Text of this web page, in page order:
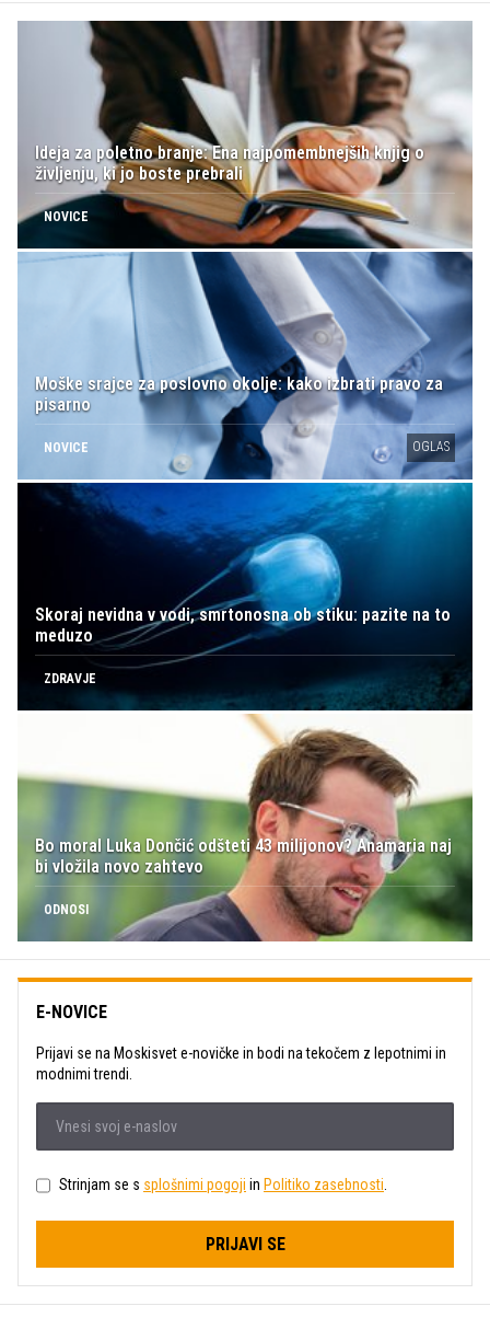
Ideja za poletno branje: Ena najpomembnejših knjig o
življenju, ki jo boste prebrali
NOVICE
Moške srajce za poslovno okolje: kako izbrati pravo za
pisarno
NOVICE OGLAS
Skoraj nevidna v vodi, smrtonosna ob stiku: pazite na to
meduzo
ZDRAVJE
Bo moral Luka Dončić odšteti 43 milijonov? Anamaria naj
bi vložila novo zahtevo
ODNOSI
E-NOVICE
Prijavi se na Moskisvet e-novičke in bodi na tekočem z lepotnimi in
modnimi trendi.
Strinjam se s splošnimi pogoji in Politiko zasebnosti.
PRIJAVI SE